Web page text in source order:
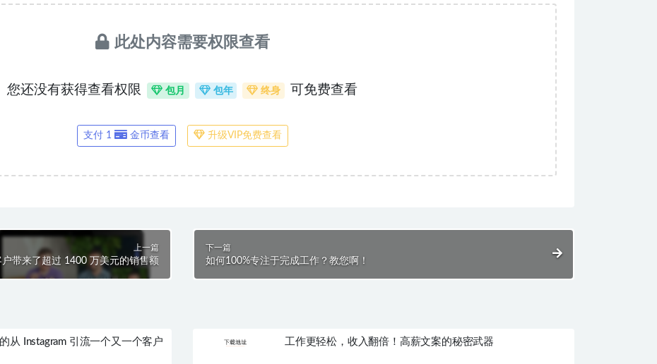
此处内容需要权限查看
您还没有获得查看权限 包月 包年 终身 可免费查看
支付 1 金币查看 升级VIP免费查看
上一篇
带来了超过 1400 万美元的销售额
下一篇
如何100%专注于完成工作？教您啊！
从 Instagram 引流一个又一个客户 工作更轻松，收入翻倍！高薪文案的秘密武器